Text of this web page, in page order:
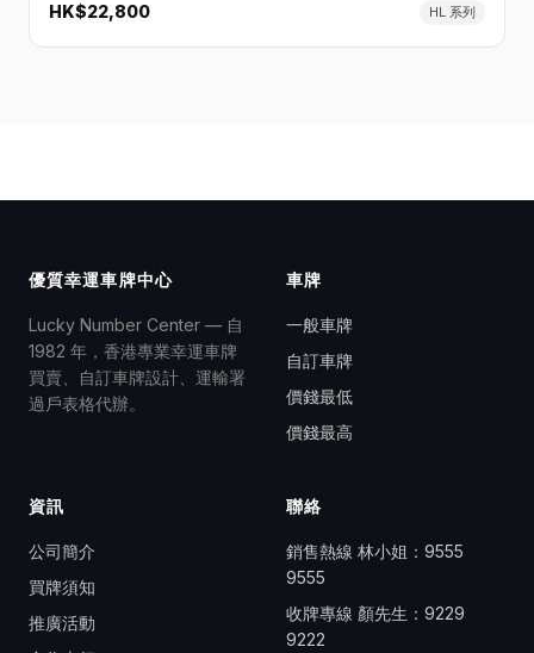
HK$22,800 HL 系列
優質幸運車牌中心
Lucky Number Center — 自
1982 年，香港專業幸運車牌
買賣、自訂車牌設計、運輸署
過戶表格代辦。
車牌
一般車牌
自訂車牌
價錢最低
價錢最高
資訊
公司簡介
買牌須知
推廣活動
聯絡
銷售熱線 林小姐： 9555
9555
收牌專線 顏先生： 9229
9222